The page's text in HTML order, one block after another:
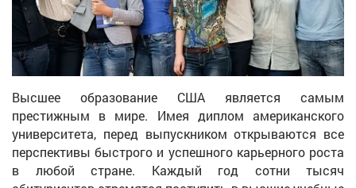
Высшее образование США является самым
престижным в мире. Имея диплом американского
университета, перед выпускником открываются все
перспективы быстрого и успешного карьерного роста
в любой стране. Каждый год сотни тысяч